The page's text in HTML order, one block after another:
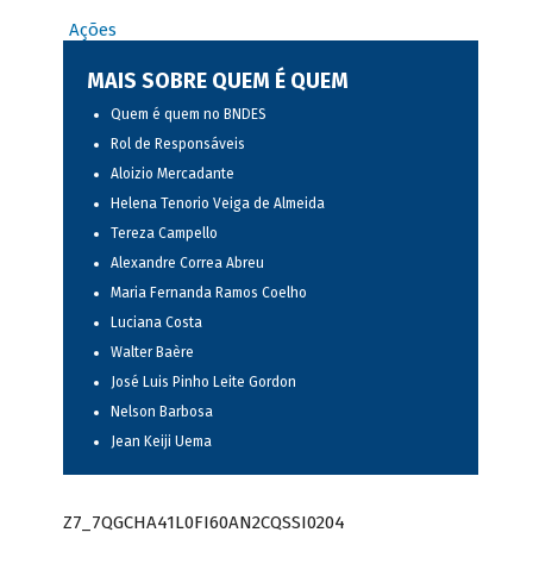
Ações
MAIS SOBRE QUEM É QUEM
Quem é quem no BNDES
Rol de Responsáveis
Aloizio Mercadante
Helena Tenorio Veiga de Almeida
Tereza Campello
Alexandre Correa Abreu
Maria Fernanda Ramos Coelho
Luciana Costa
Walter Baère
José Luis Pinho Leite Gordon
Nelson Barbosa
Jean Keiji Uema
Z7_7QGCHA41L0FI60AN2CQSSI0204